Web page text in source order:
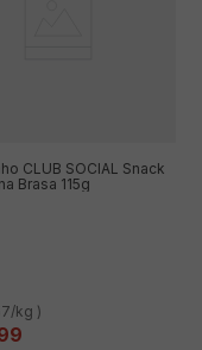
CLUB SOCIAL Snack
Brasa 115g
kg )